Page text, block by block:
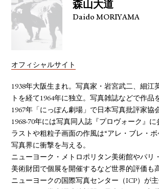
森山大道
Daido MORIYAMA
オフィシャルサイト
1938年大阪生まれ。写真家・岩宮武二、細江
トを経て1964年に独立。写真雑誌などで作品
1967年「にっぽん劇場」で日本写真批評家協
1968-70年には写真同人誌『プロヴォーク』に
ラストや粗粒子画面の作風は“アレ・ブレ・ボ
写真界に衝撃を与える。
ニューヨーク・メトロポリタン美術館やパリ
美術財団で個展を開催するなど世界的評価も
ニューヨークの国際写真センター（ICP）が